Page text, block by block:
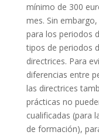
mínimo de 300
mes. Sin
para los periodos
tipos de periodos
directrices. Para
diferencias entre
las directrices
prácticas no
cualificadas (para
de formación),